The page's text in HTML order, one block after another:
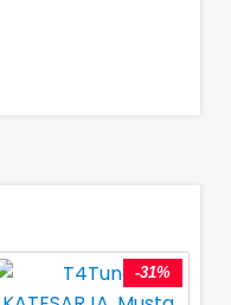
-31%